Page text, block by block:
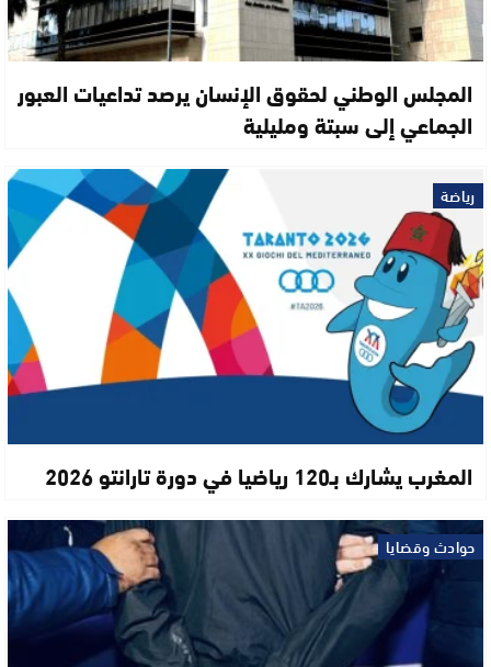
المجلس الوطني لحقوق الإنسان يرصد تداعيات العبور
الجماعي إلى سبتة ومليلية
رياضة
المغرب يشارك بـ120 رياضيا في دورة تارانتو 2026
حوادث وقضايا